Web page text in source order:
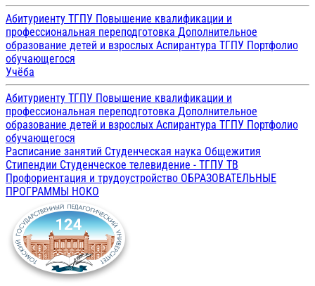
Абитуриенту ТГПУ Повышение квалификации и
профессиональная переподготовка Дополнительное
образование детей и взрослых Аспирантура ТГПУ Портфолио
обучающегося
Учёба
Абитуриенту ТГПУ Повышение квалификации и
профессиональная переподготовка Дополнительное
образование детей и взрослых Аспирантура ТГПУ Портфолио
обучающегося
Расписание занятий Студенческая наука Общежития
Стипендии Студенческое телевидение - ТГПУ ТВ
Профориентация и трудоустройство ОБРАЗОВАТЕЛЬНЫЕ
ПРОГРАММЫ НОКО